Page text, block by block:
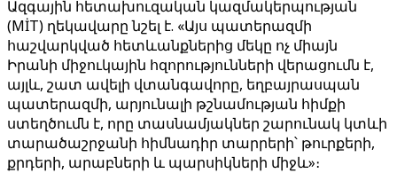
Ազգային հետախուզական կազմակերպության
(MİT) ղեկավարը նշել է. «Այս պատերազմի
հաշվարկված հետևանքներից մեկը ոչ միայն
Իրանի միջուկային հզորությունների վերացումն է,
այլև, շատ ավելի վտանգավորը, եղբայրասպան
պատերազմի, արյունալի թշնամության հիմքի
ստեղծումն է, որը տասնամյակներ շարունակ կտևի
տարածաշրջանի հիմնադիր տարրերի՝ թուրքերի,
քրդերի, արաբների և պարսիկների միջև»։